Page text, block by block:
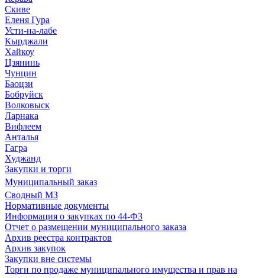
Скиве
Еленя Гура
Усти-на-лабе
Кырджали
Хайкоу
Цзянинь
Чунцин
Баоцзи
Бобруйск
Волковыск
Ларнака
Вифлеем
Анталья
Гагра
Худжанд
Закупки и торги
Муниципальный заказ
Сводный МЗ
Нормативные документы
Информация о закупках по 44-ФЗ
Отчет о размещении муниципального заказа
Архив реестра контрактов
Архив закупок
Закупки вне системы
Торги по продаже муниципального имущества и прав на